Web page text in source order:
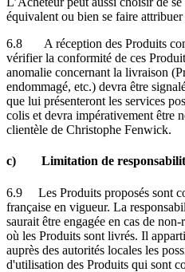
équivalent ou bien se faire
6.8 A réception des Produits
vérifier la conformité de ces
anomalie concernant la livraison
endommagé, etc.) devra être
que lui présenteront les services
colis et devra impérativement être
clientèle de Christophe Fenwick.
c) Limitation de
6.9 Les Produits proposés sont
française en vigueur. La
saurait être engagée en cas de
où les Produits sont livrés. Il
auprès des autorités locales les
d'utilisation des Produits qui sont